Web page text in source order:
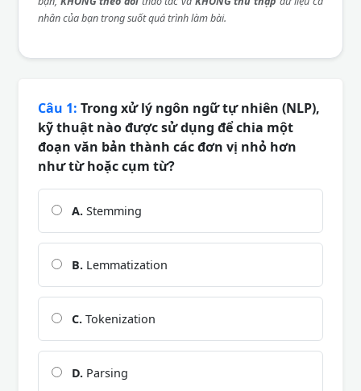
nhân của bạn trong suốt quá trình làm bài.
Câu 1: Trong xử lý ngôn ngữ tự nhiên (NLP),
kỹ thuật nào được sử dụng để chia một
đoạn văn bản thành các đơn vị nhỏ hơn
như từ hoặc cụm từ?
A. Stemming
B. Lemmatization
C. Tokenization
D. Parsing